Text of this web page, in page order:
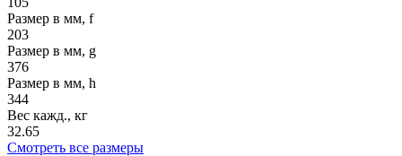
Размер в мм, f
203
Размер в мм, g
376
Размер в мм, h
344
Вес кажд., кг
32.65
Смотреть все размеры